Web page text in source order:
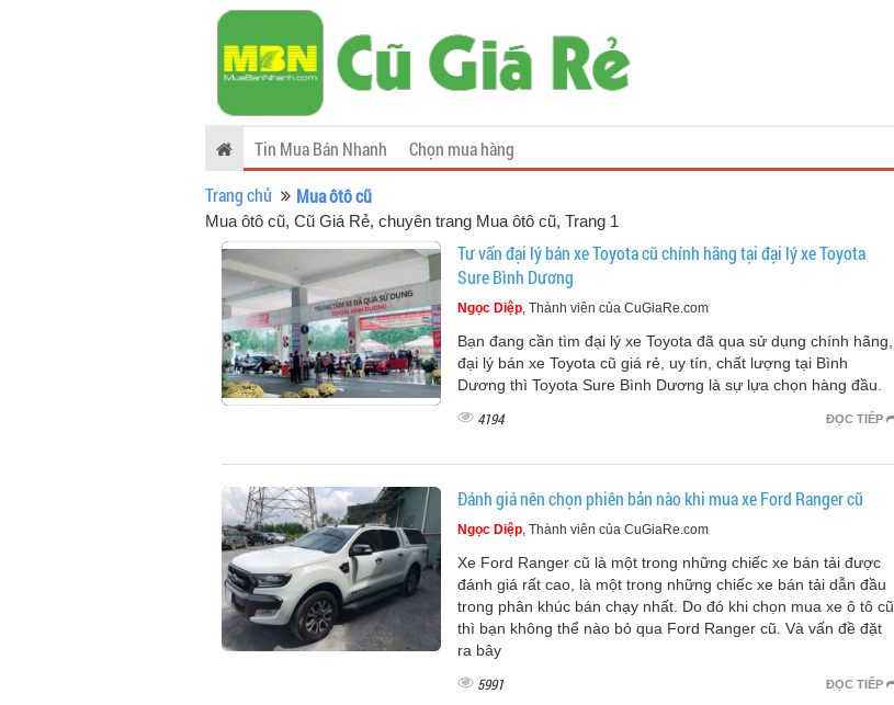
Tin Mua Bán Nhanh
Chọn mua hàng
Trang chủ
Mua ôtô cũ
Mua ôtô cũ, Cũ Giá Rẻ, chuyên trang Mua ôtô cũ, Trang 1
Tư vấn đại lý bán xe Toyota cũ chính hãng tại đại lý xe Toyota
Sure Bình Dương
Ngọc Diệp, Thành viên của CuGiaRe.com
Bạn đang cần tìm đại lý xe Toyota đã qua sử dụng chính hãng,
đại lý bán xe Toyota cũ giá rẻ, uy tín, chất lượng tại Bình
Dương thì Toyota Sure Bình Dương là sự lựa chọn hàng đầu.
ĐỌC TIẾP
4194
Đánh giá nên chọn phiên bản nào khi mua xe Ford Ranger cũ
Ngọc Diệp, Thành viên của CuGiaRe.com
Xe Ford Ranger cũ là một trong những chiếc xe bán tải được
đánh giá rất cao, là một trong những chiếc xe bán tải dẫn đầu
trong phân khúc bán chạy nhất. Do đó khi chọn mua xe ô tô cũ
thì bạn không thể nào bỏ qua Ford Ranger cũ. Và vấn đề đặt
ra bây
ĐỌC TIẾP
5991